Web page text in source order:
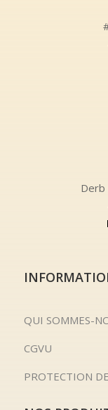
Derb
QUI SOMMES-
CGVU
PROTECTION